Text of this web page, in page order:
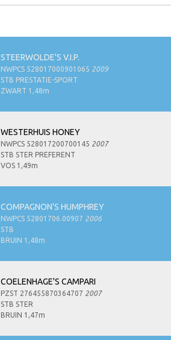
STEERWOLDE'S V.I.P.
NWPCS 528017000901065 2009
STB PRESTATIE-SPORT
ZWART 1,48m
WESTERHUIS HONEY
NWPCS 528017200700145 2007
STB STER PREFERENT
VOS 1,49m
COMPAGNON'S HUMPHREY
NWPCS 52801706.00907 2006
STB
BRUIN 1,48m
COELENHAGE'S CAMPARI
PZST 276455870364707 2007
STB STER
BRUIN 1,47m